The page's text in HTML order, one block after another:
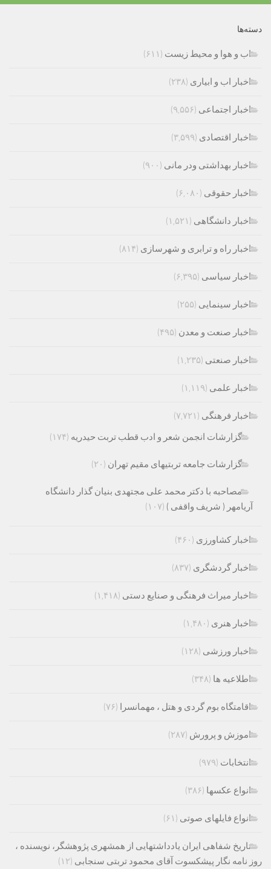
دسته‌ها
اب و هوا و محیط زیست (۶۱۱)
اخبار اب و ابیاری (۲۳۸)
اخبار اجتماعی (۹,۵۵۶)
اخبار اقتصادی (۳,۵۹۹)
اخبار بهداشتی ودر مانی (۹۰۰)
اخبار حقوقی (۶,۰۸۰)
اخبار دانشگاهی (۱,۵۲۱)
اخبار راه و ترابری و شهرسازی (۸۱۴)
اخبار سیاسی (۶,۳۹۵)
اخبار سینمایی (۲۵۵)
اخبار صنعت و معدن (۴۹۵)
اخبار صنعتی (۱,۲۳۵)
اخبار علمی (۱,۱۱۹)
اخبار فرهنگی (۷,۷۲۱)
گزارشات انجمن شعر و ادب قطب تربت حیدریه (۱۷۴)
گزارشات جامعه تربتیهای مقیم تهران (۲۰)
مصاحبه با دکتر محمد علی مجتهدی بنیان گذار دانشگاه
آریامهر ( شریف واقفی ) (۱۰۷)
اخبار کشاورزی (۴۶۰)
اخبار گردشگری (۸۳۷)
اخبار میراث فرهنگی و صنایع دستی (۱,۴۱۸)
اخبار هنری (۱,۴۸۰)
اخبار ورزشی (۱۲۸)
اطلاعیه ها (۳۴۸)
اقامتگاه بوم گردی و هتل ، مهمانسرا (۷۶)
اموزش و پرورش (۲۸۷)
انتخابات (۹۷۹)
انواع عکسها (۳۸۶)
انواع فایلهای صوتی (۶۱)
تاریخ شفاهی ایران یادداشتهایی از همشهری پژوهشگر، نویسنده ،
روز نامه نگار پیشکسوت آقای محمود تربتی سنجابی (۱۲)